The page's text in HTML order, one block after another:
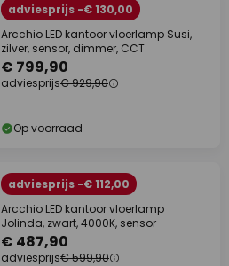
adviesprijs -€ 130,00
Arcchio LED kantoor vloerlamp Susi,
zilver, sensor, dimmer, CCT
€ 799,90
adviesprijs€ 929,90
Op voorraad
adviesprijs -€ 112,00
Arcchio LED kantoor vloerlamp
Jolinda, zwart, 4000K, sensor
€ 487,90
adviesprijs€ 599,90